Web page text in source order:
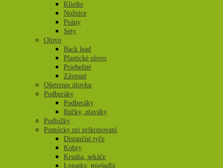
Kliešte
Nožnice
Peány
Sety
Olovo
Back lead
Plastické olovo
Priebežné
Závesné
Ošetrenie úlovku
Podberáky
Podberáky
Rúčky, plaváky
Podložky
Pomôcky pri prikrmovaní
Distančné tyče
Kobry
Krusha, sekáče
Lopatky, miešadlá